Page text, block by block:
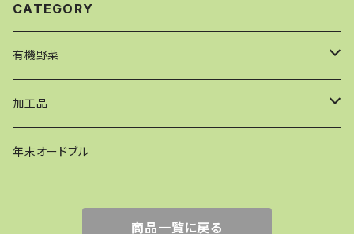
CATEGORY
有機野菜
【発送：単発】野菜セット
【発送：月１回定期便】野菜セット
加工品
ケークサレ
年末オードブル
商品一覧に戻る